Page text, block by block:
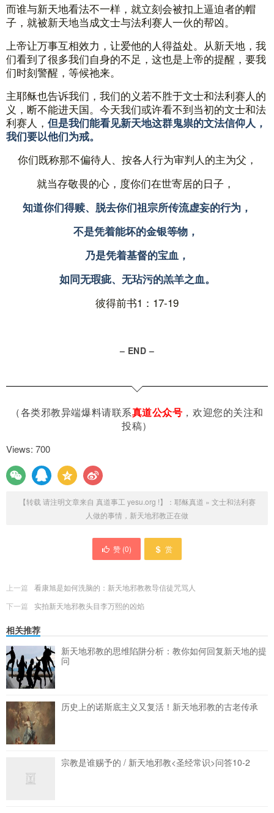
而谁与新天地看法不一样，就立刻会被扣上逼迫者的帽
子，就被新天地当成文士与法利赛人一伙的帮凶。
上帝让万事互相效力，让爱他的人得益处。从新天地，我
们看到了很多我们自身的不足，这也是上帝的提醒，要我
们时刻警醒，等候祂来。
主耶稣也告诉我们，我们的义若不胜于文士和法利赛人的
义，断不能进天国。今天我们或许看不到当初的文士和法
利赛人， 但是我们能看见新天地这群鬼祟的文法信仰人，
我们要以他们为戒。
你们既称那不偏待人、按各人行为审判人的主为父，
就当存敬畏的心，度你们在世寄居的日子，
知道你们得赎、脱去你们祖宗所传流虚妄的行为，
不是凭着能坏的金银等物，
乃是凭着基督的宝血，
如同无瑕疵、无玷污的羔羊之血。
彼得前书1：17-19
– END –
（各类邪教异端爆料请联系真道公众号 ，欢迎您的关注和
投稿）
Views: 700
【转载 请注明文章来自 真道事工 yesu.org !】： 耶稣真道 » 文士和法利赛
人做的事情，新天地邪教正在做
赞 (0) 赏
上一篇
看康旭是如何洗脑的：新天地邪教教导信徒咒骂人
下一篇
实拍新天地邪教头目李万熙的凶焰
相关推荐
新天地邪教的思维陷阱分析：教你如何回复新天地的提
问
历史上的诺斯底主义又复活！新天地邪教的古老传承
宗教是谁赐予的 / 新天地邪教<圣经常识>问答10-2